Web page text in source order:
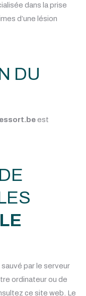
dans la prise
d’une lésion
DU
est
LE
par le serveur
ordinateur ou de
ce site web. Le